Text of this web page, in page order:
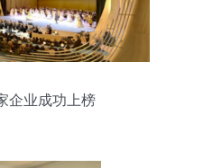
企业成功上榜